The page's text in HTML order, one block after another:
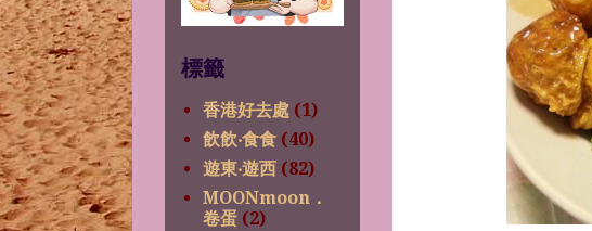
標籤
香港好去處 (1)
飲飲‧食食 (40)
遊東‧遊西 (82)
MOONmoon．
卷蛋 (2)